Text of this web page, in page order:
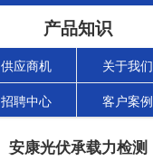
产品知识
供应商机 关于我们
招聘中心 客户案例
安康光伏承载力检测